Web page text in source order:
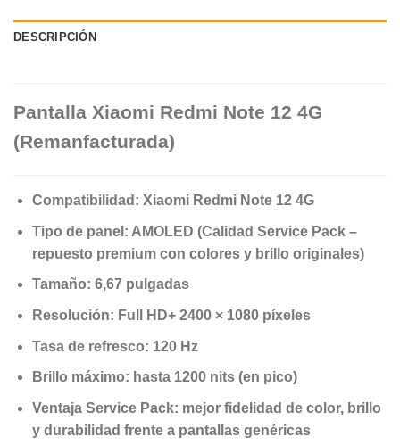
DESCRIPCIÓN
Pantalla Xiaomi Redmi Note 12 4G
(Remanfacturada)
Compatibilidad: Xiaomi Redmi Note 12 4G
Tipo de panel: AMOLED (Calidad Service Pack –
repuesto premium con colores y brillo originales)
Tamaño: 6,67 pulgadas
Resolución: Full HD+ 2400 × 1080 píxeles
Tasa de refresco: 120 Hz
Brillo máximo: hasta 1200 nits (en pico)
Ventaja Service Pack: mejor fidelidad de color, brillo
y durabilidad frente a pantallas genéricas